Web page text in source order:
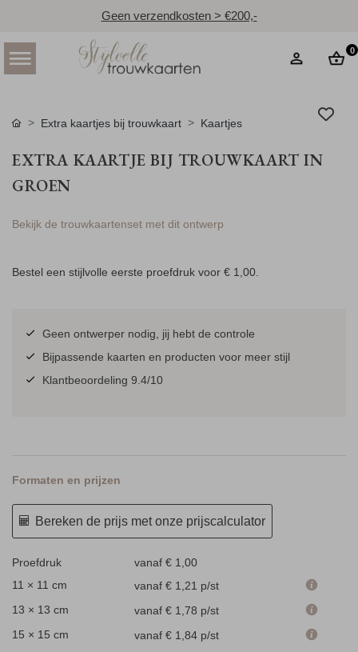
Geen verzendkosten > €200,-
0
Extra kaartjes bij trouwkaart Kaartjes
EXTRA KAARTJE BIJ TROUWKAART IN
GROEN
Bekijk de trouwkaartenset met dit ontwerp
Bestel een stijlvolle eerste proefdruk voor € 1,00.
Geen ontwerper nodig, jij hebt de controle
Bijpassende kaarten en producten voor meer stijl
Klantbeoordeling 9.4/10
Formaten en prijzen
Bereken de prijs met onze prijscalculator
Proefdruk
vanaf € 1,00
11 × 11 cm
vanaf € 1,21 p/st
13 × 13 cm
vanaf € 1,78 p/st
15 × 15 cm
vanaf € 1,84 p/st